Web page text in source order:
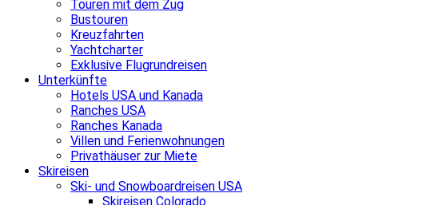
Touren mit dem Zug
Bustouren
Kreuzfahrten
Yachtcharter
Exklusive Flugrundreisen
Unterkünfte
Hotels USA und Kanada
Ranches USA
Ranches Kanada
Villen und Ferienwohnungen
Privathäuser zur Miete
Skireisen
Ski- und Snowboardreisen USA
Skireisen Colorado